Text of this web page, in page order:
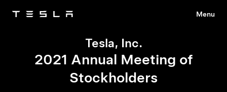
Tesla Menu
Tesla, Inc.
2021 Annual Meeting of
Stockholders